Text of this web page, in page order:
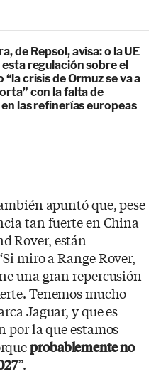
de Repsol, avisa: o la UE
regulación sobre el
“la crisis de Ormuz se va a
con la falta de
las refinerías europeas
apuntó que, pese
tan fuerte en China
Rover, están
miro a Range Rover,
una gran repercusión
Tenemos mucho
Jaguar, y que es
por la que estamos
probablemente no
”.